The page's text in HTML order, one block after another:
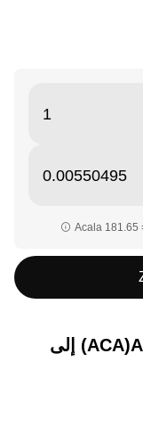
إحصائيات سعر تحويل عملة ‏Acala(‏ACA) إلى